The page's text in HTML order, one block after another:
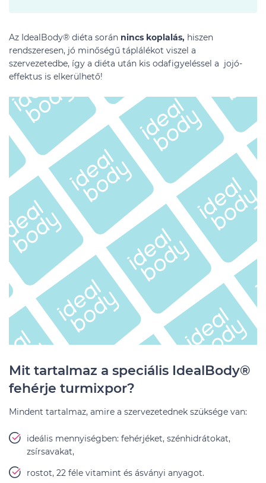
Az IdealBody® diéta során nincs koplalás, hiszen
rendszeresen, jó minőségű táplálékot viszel a
szervezetedbe, így a diéta után kis odafigyeléssel a jojó-
effektus is elkerülhető!
Mit tartalmaz a speciális IdealBody®
fehérje turmixpor?
Mindent tartalmaz, amire a szervezetednek szüksége van:
ideális mennyiségben: fehérjéket, szénhidrátokat,
zsírsavakat,
rostot, 22 féle vitamint és ásványi anyagot.